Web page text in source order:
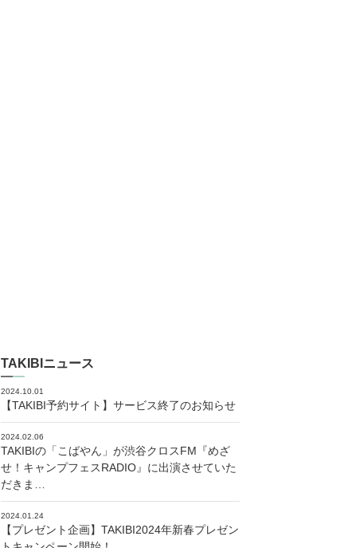
TAKIBIニュース
2024.10.01
【TAKIBI予約サイト】サービス終了のお知らせ
2024.02.06
TAKIBIの「こばやん」が渋谷クロスFM『めざ
せ！キャンプフェスRADIO』に出演させていた
だきま…
2024.01.24
【プレゼント企画】TAKIBI2024年新春プレゼン